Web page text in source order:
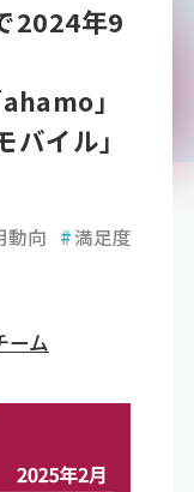
2024年9
」
イル」
動向 #満足度
ーム